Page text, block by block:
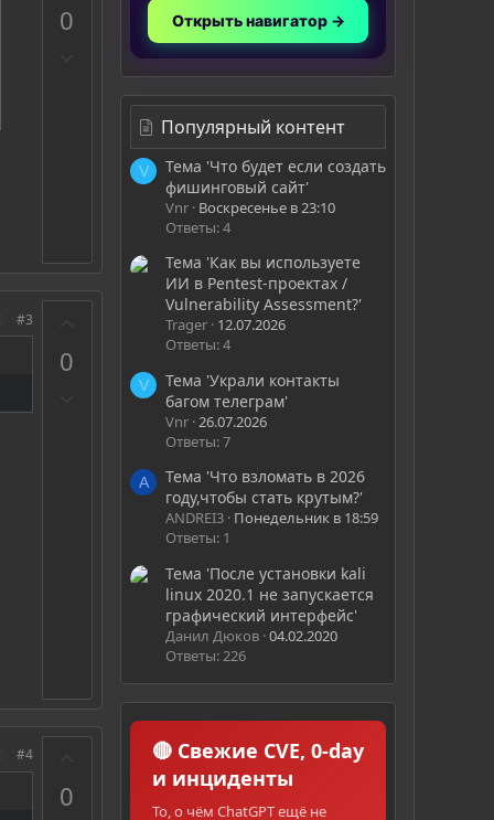
0
#3
0
#4
0
Открыть навигатор →
Популярный контент
V
Тема 'Что будет если создать
фишинговый сайт'
Vnr Воскресенье в 23:10
Ответы: 4
Тема 'Как вы используете
ИИ в Pentest-проектах /
Vulnerability Assessment?'
Trager 12.07.2026
Ответы: 4
V
Тема 'Украли контакты
багом телеграм'
Vnr 26.07.2026
Ответы: 7
A
Тема 'Что взломать в 2026
году,чтобы стать крутым?'
ANDREI3 Понедельник в 18:59
Ответы: 1
Тема 'После установки kali
linux 2020.1 не запускается
графический интерфейс'
Данил Дюков 04.02.2020
Ответы: 226
🔴 Свежие CVE, 0-day
и инциденты
То, о чём ChatGPT ещё не